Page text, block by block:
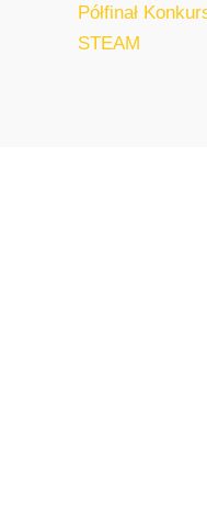
Półfinał
STEAM